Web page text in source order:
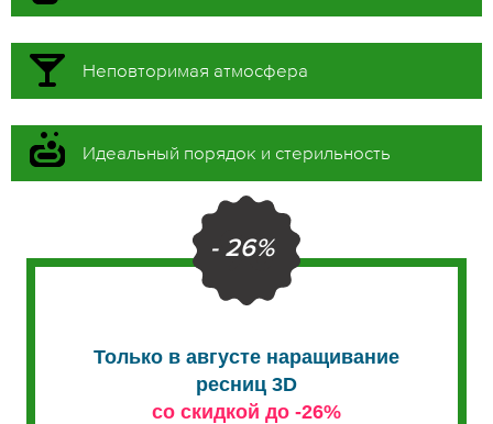
Неповторимая атмосфера
Идеальный порядок и стерильность
- 26%
Только в августе наращивание
ресниц 3D
со скидкой до -26%